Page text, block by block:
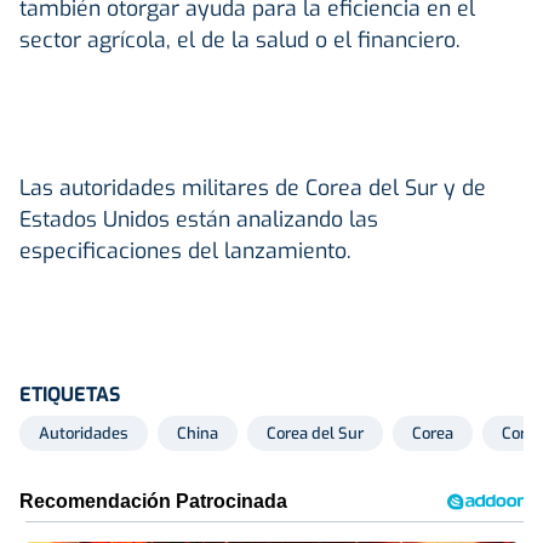
también otorgar ayuda para la eficiencia en el
sector agrícola, el de la salud o el financiero.
Las autoridades militares de Corea del Sur y de
Estados Unidos están analizando las
especificaciones del lanzamiento.
ETIQUETAS
Autoridades China Corea del Sur Corea